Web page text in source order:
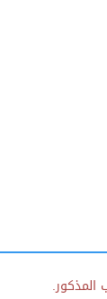
المذكور.